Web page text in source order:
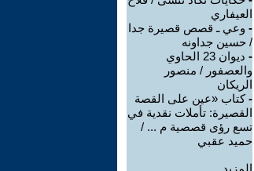
العيفاري
- وعي ـ قصص قصيرة جدا
/ حسين جداونه
-
ديوان 23 الحاوي
والعصفور / منصور
الريكان
-كتاب «عين على القصة
القصيرة: تأملات نقدية في
تسع رؤى قصصية م ... /
حميد عقبي
المزيد.....